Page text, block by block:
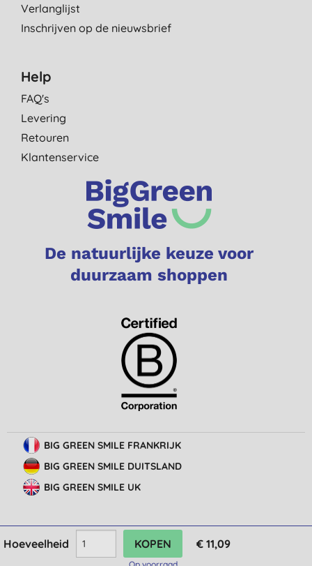
Hoeveelheid € 11,09
Verlanglijst
Inschrijven op de nieuwsbrief
Help
FAQ's
Levering
Retouren
Klantenservice
De natuurlijke keuze voor
duurzaam shoppen
BIG GREEN SMILE FRANKRIJK
BIG GREEN SMILE DUITSLAND
BIG GREEN SMILE UK
© Big Green Smile Europe
Algemene voorwaarden
Bescherming van privacy
Cookie-instellingen